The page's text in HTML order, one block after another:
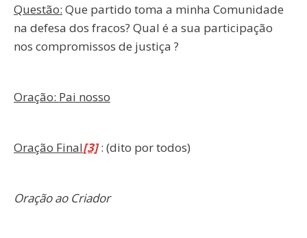
Questão: Que partido toma a minha Comunidade
na defesa dos fracos? Qual é a sua participação
nos compromissos de justiça ?
Oração: Pai nosso
Oração Final[3]: (dito por todos)
Oração ao Criador